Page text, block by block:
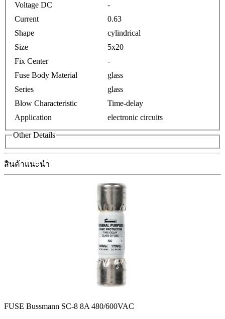
Voltage DC
-
Current
0.63
Shape
cylindrical
Size
5x20
Fix Center
-
Fuse Body Material
glass
Series
glass
Blow Characteristic
Time-delay
Application
electronic circuits
Other Details
สินค้าแนะนำ
FUSE Bussmann SC-8 8A 480/600VAC